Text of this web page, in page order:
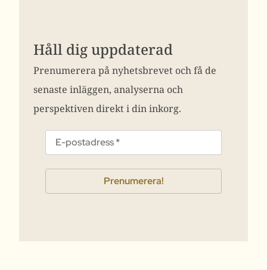
Håll dig uppdaterad
Prenumerera på nyhetsbrevet och få de
senaste inläggen, analyserna och
perspektiven direkt i din inkorg.